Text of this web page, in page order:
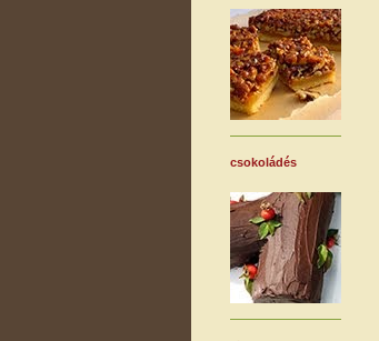
csokoládés